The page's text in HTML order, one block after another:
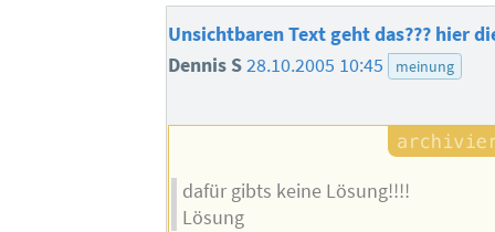
Unsichtbaren Text geht das??? hier
Dennis S28.10.2005 10:45 meinung
dafür gibts keine Lösung!!!!
Lösung